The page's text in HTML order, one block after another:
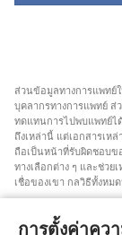
การตั้งค่าคว
ส่วน​ข้อมูล​ทาง​การ​แพทย์​
บุคลากร​ทาง​การ​แพทย์ ส่
ทดแทน​การ​ไป​พบ​แพทย์​ไ
ถึง​เหล่า​นี้ แต่​เอกสาร​เห
ถือ​เป็น​หน้า​ที่​รับผิดชอบ​ข
ทาง​เลือก​ต่าง ๆ และ​ช่ว
เชื่อ​ของ​เขา กลวิธี​ทั้ง​หม
สภาพการณ์​และ​วิธี​การ​